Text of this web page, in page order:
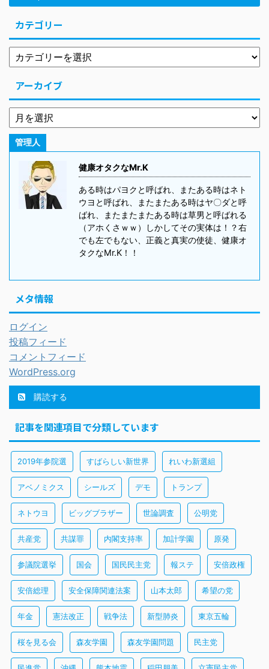
カテゴリー
アーカイブ
管理人
健康オタクなMr.K
ある時はパヨクと呼ばれ、またある時はネト
ウヨと呼ばれ、またまたある時はヤ〇ダと呼
ばれ、またまたまたある時は草男と呼ばれる
（アホくさｗｗ）しかしてその実体は！？右
でも左でもない、正義と真実の使徒、健康オ
タクなMr.K！！
メタ情報
ログイン
投稿フィード
コメントフィード
WordPress.org
購読する
記事を関連項目で分類しています
2019年参院選 すばらしい新世界 れいわ新選組
アベノミクス シールズ デモ トランプ
ネトウヨ ビッグブラザー 世論調査 公明党
共産党 共謀罪 内閣支持率 加計学園 原発
参議院選挙 国会 国民民主党 報ステ 安倍政権
安倍総理 安全保障関連法案 山本太郎 希望の党
年金 憲法改正 戦争法 新型肺炎 東京五輪
桜を見る会 森友学園 森友学園問題 民主党